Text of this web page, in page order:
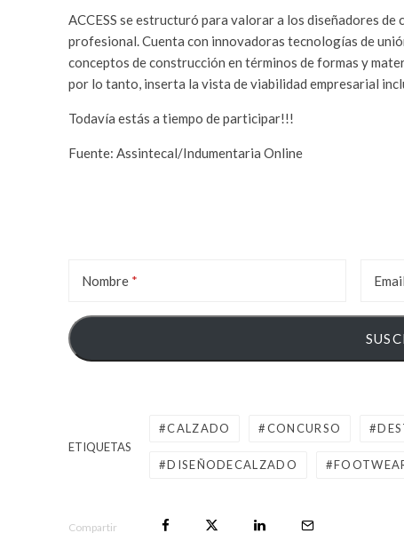
ACCESS se estructuró para valorar a los diseñadores
profesional. Cuenta con innovadoras tecnologías de
conceptos de construcción en términos de formas y
por lo tanto, inserta la vista de viabilidad empresarial
Todavía estás a tiempo de participar!!!
Fuente: Assintecal/Indumentaria Online
Nombre Email
ETIQUETAS
CALZADO CONCURSO
DISEÑODECALZADO
Compartir